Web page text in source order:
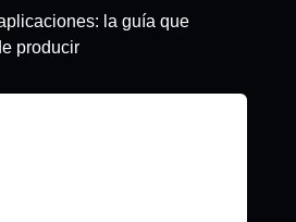
la guía que
producir